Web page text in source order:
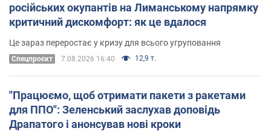
російських окупантів на Лиманському напрямку
критичний дискомфорт: як це вдалося
Це зараз переростає у кризу для всього угруповання
Cпецпроєкт 7.08.2026 16:40 12,9 т.
"Працюємо, щоб отримати пакети з ракетами
для ППО": Зеленський заслухав доповідь
Драпатого і анонсував нові кроки